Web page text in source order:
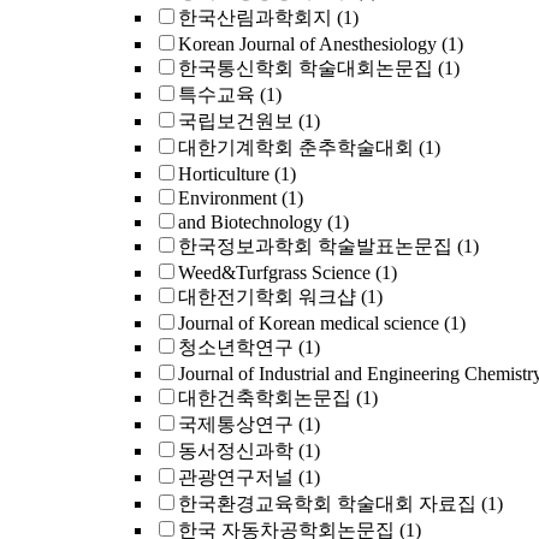
한국산림과학회지 (1)
Korean Journal of Anesthesiology (1)
한국통신학회 학술대회논문집 (1)
특수교육 (1)
국립보건원보 (1)
대한기계학회 춘추학술대회 (1)
Horticulture (1)
Environment (1)
and Biotechnology (1)
한국정보과학회 학술발표논문집 (1)
Weed&Turfgrass Science (1)
대한전기학회 워크샵 (1)
Journal of Korean medical science (1)
청소년학연구 (1)
Journal of Industrial and Engineering
대한건축학회논문집 (1)
국제통상연구 (1)
동서정신과학 (1)
관광연구저널 (1)
한국환경교육학회 학술대회 자료집 (1)
한국 자동차공학회논문집 (1)